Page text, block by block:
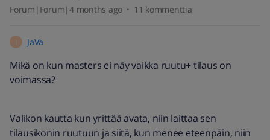
Forum|Forum|4 months ago 11 kommenttia
JaVa
Mikä on kun masters ei näy vaikka ruutu+ tilaus on
voimassa?
Valikon kautta kun yrittää avata, niin laittaa sen
tilausikonin ruutuun ja siitä, kun menee eteenpäin, niin